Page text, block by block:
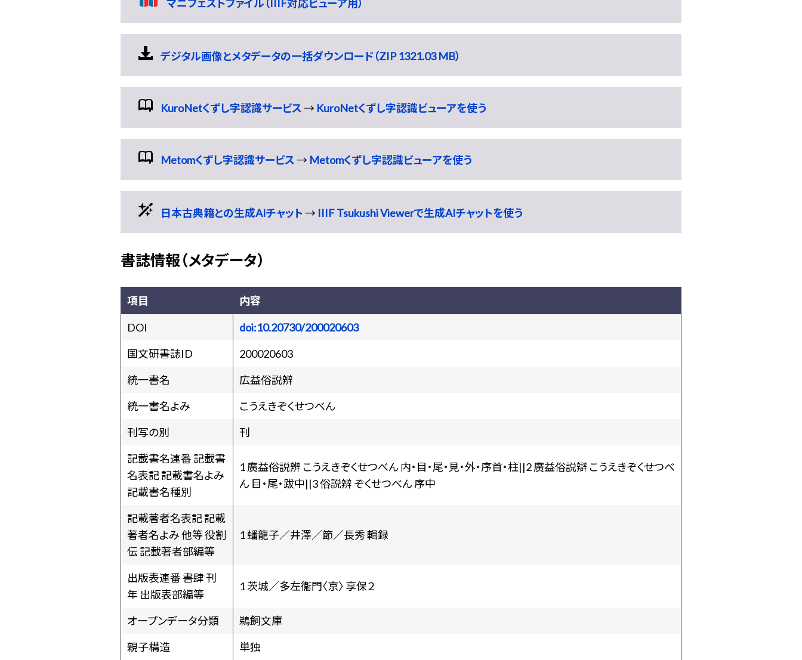
マニフェストファイル（IIIF対応ビューア用）
デジタル画像とメタデータの一括ダウンロード（ZIP 1321.03 MB）
KuroNetくずし字認識サービス→ KuroNetくずし字認識ビューアを使う
Metomくずし字認識サービス→ Metomくずし字認識ビューアを使う
日本古典籍との生成AIチャット→ IIIF Tsukushi Viewerで生成AIチャットを使う
書誌情報（メタデータ）
項目 内容
DOI
doi:10.20730/200020603
国文研書誌ID
200020603
統一書名
広益俗説辨
統一書名よみ
こうえきぞくせつべん
刊写の別
刊
記載書名連番 記載書
名表記 記載書名よみ
記載書名種別
1 廣益俗説辨 こうえきぞくせつべん 内・目・尾・見・外・序首・柱||2 廣益俗説辯 こうえきぞくせつべ
ん 目・尾・跋中||3 俗説辨 ぞくせつべん 序中
記載著者名表記 記載
著者名よみ 他等 役割
伝 記載著者部編等
1 蟠龍子／井澤／節／長秀 輯録
出版表連番 書肆 刊
年 出版表部編等
1 茨城／多左衞門〈京〉 享保２
オープンデータ分類
鵜飼文庫
親子構造
単独